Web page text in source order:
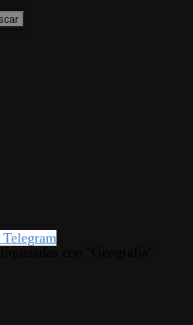
Telegram